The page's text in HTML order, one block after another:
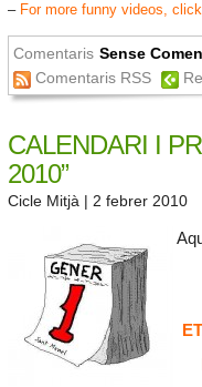
– For more funny videos,
Comentaris Sense
Comentaris RSS
CALENDARI I
2010”
Cicle Mitjà | 2 febrer 2010